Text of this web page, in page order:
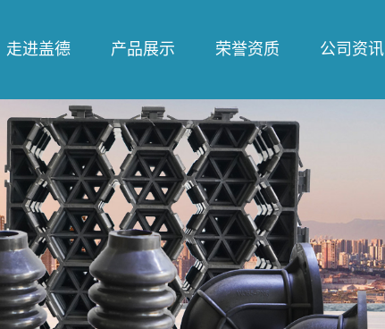
走进盖德 产品展示 荣誉资质 公司资讯